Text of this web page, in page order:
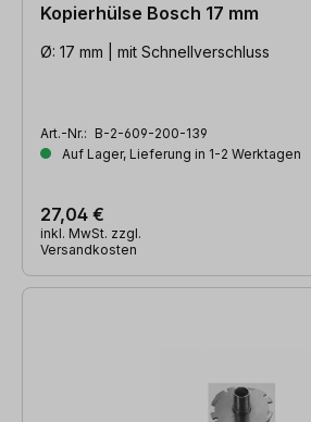
Kopierhülse Bosch 17 mm
Ø: 17 mm | mit Schnellverschluss
Art.-Nr.: B-2-609-200-139
Auf Lager, Lieferung in 1-2 Werktagen
27,04 €
inkl. MwSt. zzgl.
Versandkosten